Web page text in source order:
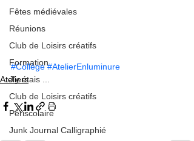
Fêtes médiévales
Réunions
Club de Loisirs créatifs
Formation
J'y étais ...
Club de Loisirs créatifs
Périscolaire
Junk Journal Calligraphié
#Collège #AtelierEnluminure
Ateliers